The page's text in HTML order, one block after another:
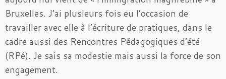
Bruxelles. J’ai plusieurs fois eu l’occasion de
travailler avec elle à l’écriture de pratiques, dans le
cadre aussi des Rencontres Pédagogiques d’été
(RPé). Je sais sa modestie mais aussi la force de son
engagement.